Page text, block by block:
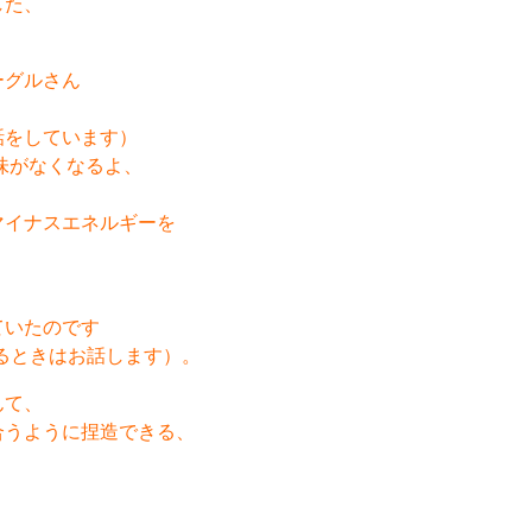
ルさん
しています）
なくなるよ、
ナスエネルギーを
たのです
きはお話します）。
、
ように捏造できる、